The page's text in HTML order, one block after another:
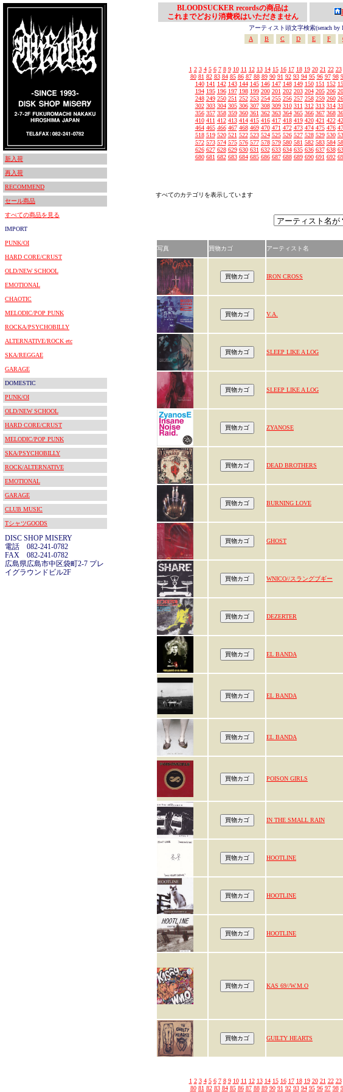
新入荷
再入荷
RECOMMEND
セール商品
すべての商品を見る
IMPORT
PUNK/OI
HARD CORE/CRUST
OLD/NEW SCHOOL
EMOTIONAL
CHAOTIC
MELODIC/POP PUNK
ROCKA/PSYCHOBILLY
ALTERNATIVE/ROCK etc
SKA/REGGAE
GARAGE
DOMESTIC
PUNK/OI
OLD/NEW SCHOOL
HARD CORE/CRUST
MELODIC/POP PUNK
SKA/PSYCHOBILLY
ROCK/ALTERNATIVE
EMOTIONAL
GARAGE
CLUB MUSIC
TシャツGOODS
DISC SHOP MISERY
電話 082-241-0782
FAX 082-241-0782
広島県広島市中区袋町2-7 プレ
イグラウンドビル2F
BLOODSUCKER recordsの商品は
これまでどおり消費税はいただきません
アーティスト頭文字検索(serach by
A
B C D E F
1 2 3 4 5 6 7 8 9 10 11 12 13 14 15 16 17 18 19 20 21 22 23
80 81 82 83 84 85 86 87 88 89 90 91 92 93 94 95 96 97 98
140 141 142 143 144 145 146 147 148 149 150 151 152
194 195 196 197 198 199 200 201 202 203 204 205 206
248 249 250 251 252 253 254 255 256 257 258 259 260
302 303 304 305 306 307 308 309 310 311 312 313 314
356 357 358 359 360 361 362 363 364 365 366 367 368
410 411 412 413 414 415 416 417 418 419 420 421 422
464 465 466 467 468 469 470 471 472 473 474 475 476
518 519 520 521 522 523 524 525 526 527 528 529 530
572 573 574 575 576 577 578 579 580 581 582 583 584
626 627 628 629 630 631 632 633 634 635 636 637 638
680 681 682 683 684 685 686 687 688 689 690 691 692
すべてのカテゴリを表示しています
写真 買物カゴ アーティスト名
IRON CROSS
V.A.
SLEEP LIKE A LOG
SLEEP LIKE A LOG
ZYANOSE
DEAD BROTHERS
BURNING LOVE
GHOST
WNICO//スラングブギー
DEZERTER
EL BANDA
EL BANDA
EL BANDA
POISON GIRLS
IN THE SMALL RAIN
HOOTLINE
HOOTLINE
HOOTLINE
KAS 69//W.M.O
GUILTY HEARTS
1 2 3 4 5 6 7 8 9 10 11 12 13 14 15 16 17 18 19 20 21 22 23
80 81 82 83 84 85 86 87 88 89 90 91 92 93 94 95 96 97 98